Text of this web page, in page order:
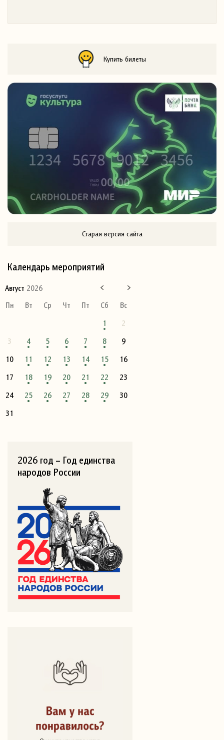
Купить билеты
Старая версия сайта
Календарь мероприятий
Август 2026
Пн
Вт Ср Чт Пт Сб
Вс
1
2
3
4 5 6 7 8
9
10
11 12 13 14 15
16
17
18 19 20 21 22
23
24
25 26 27 28 29
30
31
2026 год – Год единства
народов России